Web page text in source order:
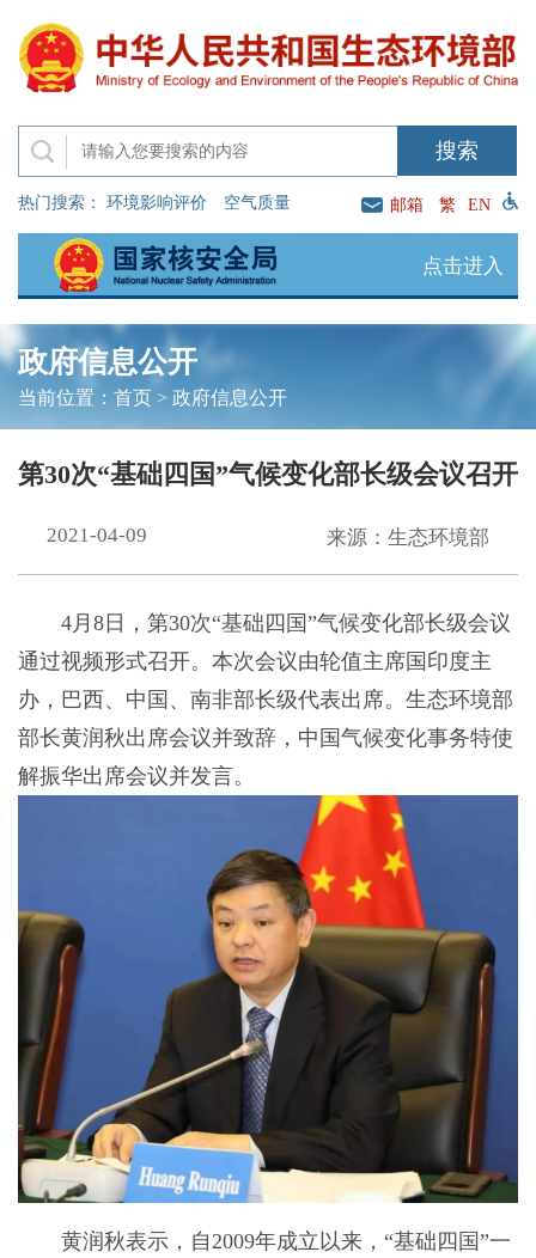
热门搜索： 环境影响评价 空气质量 邮箱 繁 EN
点击进入
政府信息公开
当前位置： 首页> 政府信息公开
第30次“基础四国”气候变化部长级会议召开
2021-04-09 来源：生态环境部
4月8日，第30次“基础四国”气候变化部长级会议
通过视频形式召开。本次会议由轮值主席国印度主
办，巴西、中国、南非部长级代表出席。生态环境部
部长黄润秋出席会议并致辞，中国气候变化事务特使
解振华出席会议并发言。
黄润秋表示，自2009年成立以来，“基础四国”一